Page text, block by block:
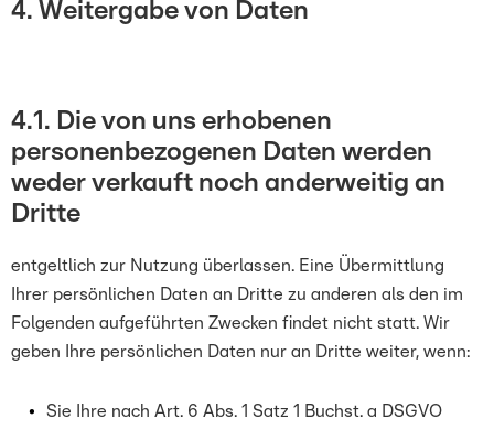
4. Weitergabe von Daten
4.1. Die von uns erhobenen
personenbezogenen Daten werden
weder verkauft noch anderweitig an
Dritte
entgeltlich zur Nutzung überlassen. Eine Übermittlung
Ihrer persönlichen Daten an Dritte zu anderen als den im
Folgenden aufgeführten Zwecken findet nicht statt. Wir
geben Ihre persönlichen Daten nur an Dritte weiter, wenn:
Sie Ihre nach Art. 6 Abs. 1 Satz 1 Buchst. a DSGVO